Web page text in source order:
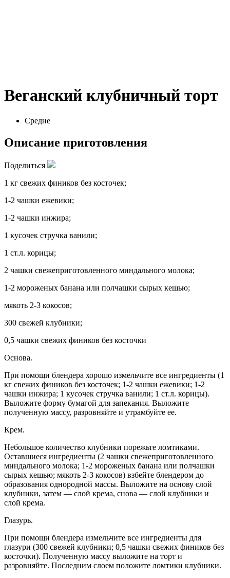
Веганский клубничный торт
Средне
Описание приготовления
Поделиться
1 кг свежих фиников без косточек;
1-2 чашки ежевики;
1-2 чашки инжира;
1 кусочек стручка ванили;
1 ст.л. корицы;
2 чашки свежеприготовленного миндального молока;
1-2 мороженых банана или полчашки сырых кешью;
мякоть 2-3 кокосов;
300 свежей клубники;
0,5 чашки свежих фиников без косточки
Основа.
При помощи блендера хорошо измельчите все ингредиенты (1
кг свежих фиников без косточек; 1-2 чашки ежевики; 1-2
чашки инжира; 1 кусочек стручка ванили; 1 ст.л. корицы).
Выложите форму бумагой для запекания. Выложите
полученную массу, разровняйте и утрамбуйте ее.
Крем.
Небольшое количество клубники порежьте ломтиками.
Оставшиеся ингредиенты (2 чашки свежеприготовленного
миндального молока; 1-2 мороженых банана или полчашки
сырых кешью; мякоть 2-3 кокосов) взбейте блендером до
образования однородной массы. Выложите на основу слой
клубники, затем — слой крема, снова — слой клубники и
слой крема.
Глазурь.
При помощи блендера измельчите все ингредиенты для
глазури (300 свежей клубники; 0,5 чашки свежих фиников без
косточки). Полученную массу выложите на торт и
разровняйте. Последним слоем положите ломтики клубники.